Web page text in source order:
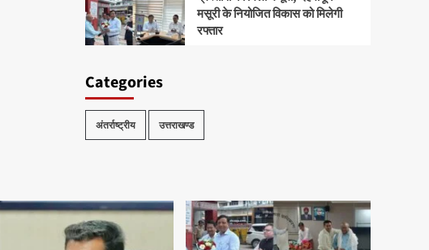
मसूरी के नियोजित विकास को मिलेगी
रफ्तार
Categories
अंतर्राष्ट्रीय उत्तराखण्ड